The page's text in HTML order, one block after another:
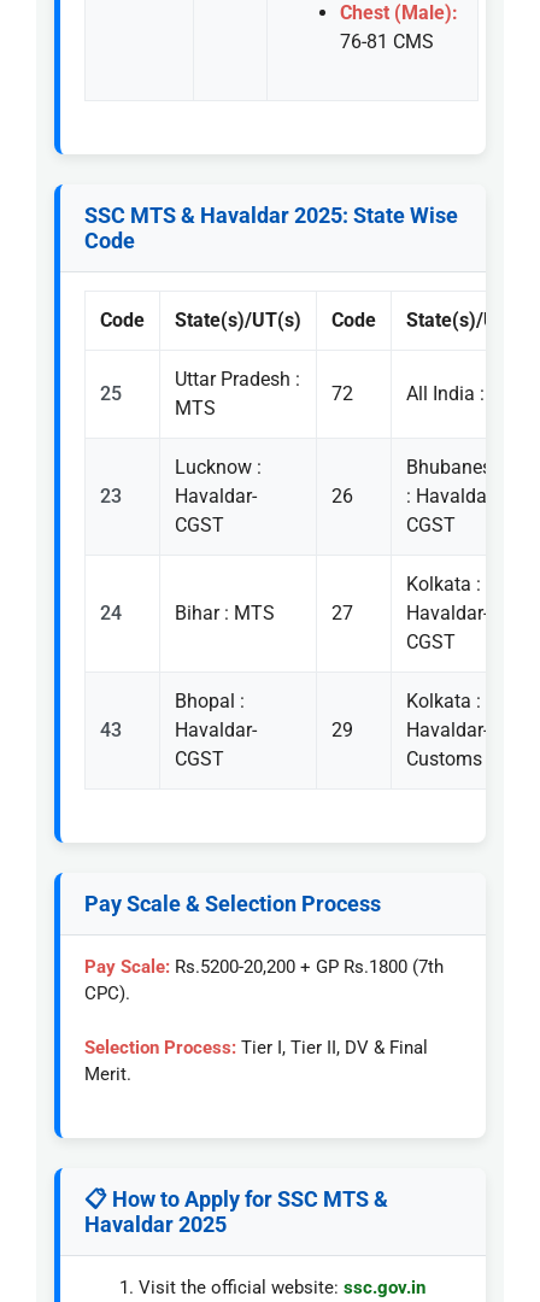
Chest (Male):
76-81 CMS
SSC MTS & Havaldar 2025: State Wise
Code
Code State(s)/UT(s) Code State(s)/UT(s)
25
Uttar Pradesh :
MTS
72 All India : MTS
23
Lucknow :
Havaldar-
CGST
26
Bhubaneshwar
: Havaldar-
CGST
24 Bihar : MTS 27
Kolkata :
Havaldar-
CGST
43
Bhopal :
Havaldar-
CGST
29
Kolkata :
Havaldar-
Customs
Pay Scale & Selection Process
Pay Scale: Rs.5200-20,200 + GP Rs.1800 (7th
CPC).
Selection Process: Tier I, Tier II, DV & Final
Merit.
📋 How to Apply for SSC MTS &
Havaldar 2025
Visit the official website: ssc.gov.in